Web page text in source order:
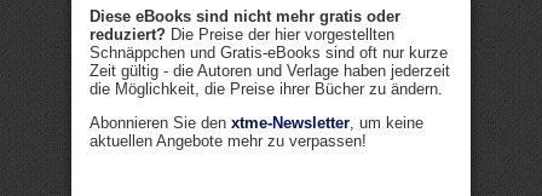
Diese eBooks sind nicht mehr gratis oder
reduziert? Die Preise der hier vorgestellten
Schnäppchen und Gratis-eBooks sind oft nur kurze
Zeit gültig - die Autoren und Verlage haben jederzeit
die Möglichkeit, die Preise ihrer Bücher zu ändern.
Abonnieren Sie den xtme-Newsletter, um keine
aktuellen Angebote mehr zu verpassen!